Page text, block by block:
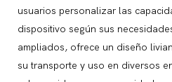
usuarios personalizar las
dispositivo según sus
ampliados, ofrece un diseño
su transporte y uso en diversos